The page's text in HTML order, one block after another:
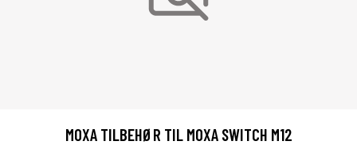
MOXA TILBEHØR TIL MOXA SWITCH M12